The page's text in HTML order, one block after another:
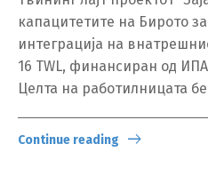
капацитетите на Бирото
интеграција на
16 TWL, финансиран од
Целта на работилницата
Continue reading